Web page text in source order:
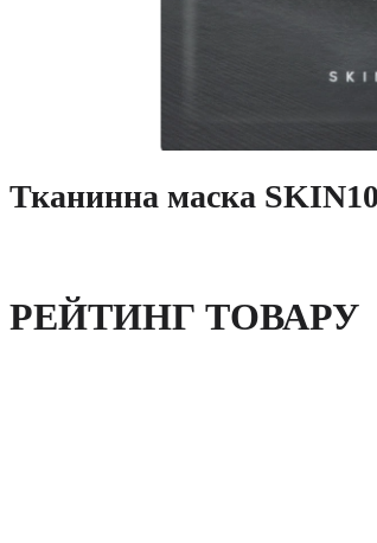
Тканинна маска
РЕЙТИНГ ТОВАРУ